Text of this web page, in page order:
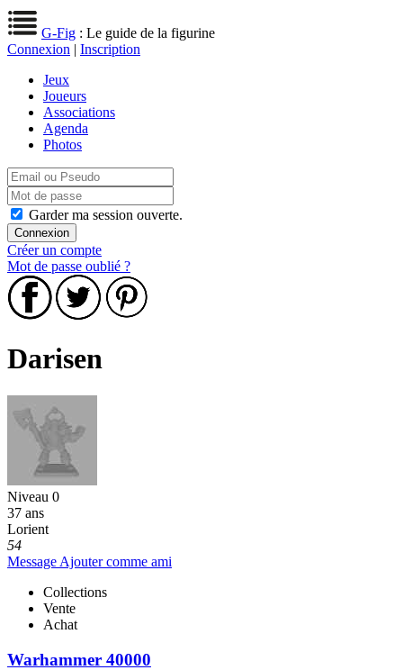
G-Fig : Le guide de la figurine
Connexion | Inscription
Jeux
Joueurs
Associations
Agenda
Photos
Garder ma session ouverte.
Créer un compte
Mot de passe oublié ?
Darisen
Niveau 0
37 ans
Lorient
54
Message Ajouter comme ami
Collections
Vente
Achat
Warhammer 40000